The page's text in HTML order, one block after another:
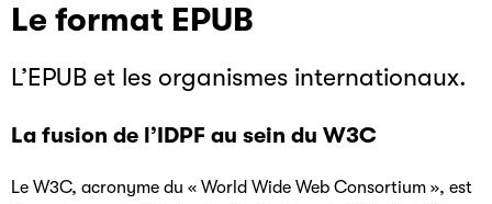
Le format EPUB
L’EPUB et les organismes internationaux.
La fusion de l’IDPF au sein du W3C
Le W3C, acronyme du « World Wide Web Consortium », est